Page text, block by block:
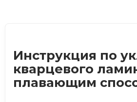
Инструкция по
кварцевого
плавающим